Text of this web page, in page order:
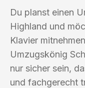
Du planst einen
Highland und
Klavier
Umzugskönig
nur sicher sein,
und fachgerecht